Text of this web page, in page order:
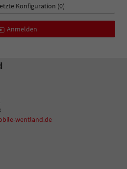
Konfiguration (0)
Anmelden
wentland.de